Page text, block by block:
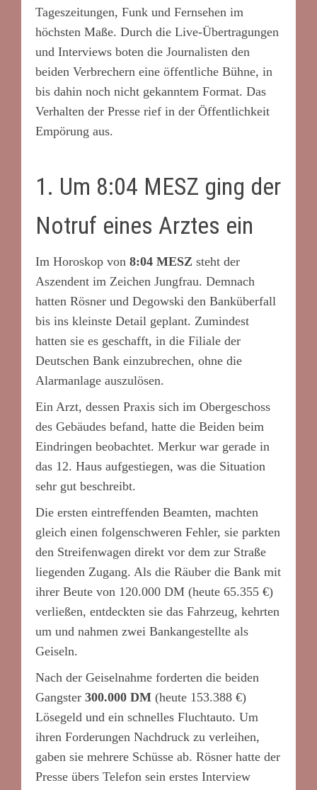
Tageszeitungen, Funk und Fernsehen im
höchsten Maße. Durch die Live-Übertragungen
und Interviews boten die Journalisten den
beiden Verbrechern eine öffentliche Bühne, in
bis dahin noch nicht gekanntem Format. Das
Verhalten der Presse rief in der Öffentlichkeit
Empörung aus.
1. Um 8:04 MESZ ging der
Notruf eines Arztes ein
Im Horoskop von 8:04 MESZ steht der
Aszendent im Zeichen Jungfrau. Demnach
hatten Rösner und Degowski den Banküberfall
bis ins kleinste Detail geplant. Zumindest
hatten sie es geschafft, in die Filiale der
Deutschen Bank einzubrechen, ohne die
Alarmanlage auszulösen.
Ein Arzt, dessen Praxis sich im Obergeschoss
des Gebäudes befand, hatte die Beiden beim
Eindringen beobachtet. Merkur war gerade in
das 12. Haus aufgestiegen, was die Situation
sehr gut beschreibt.
Die ersten eintreffenden Beamten, machten
gleich einen folgenschweren Fehler, sie parkten
den Streifenwagen direkt vor dem zur Straße
liegenden Zugang. Als die Räuber die Bank mit
ihrer Beute von 120.000 DM (heute 65.355 €)
verließen, entdeckten sie das Fahrzeug, kehrten
um und nahmen zwei Bankangestellte als
Geiseln.
Nach der Geiselnahme forderten die beiden
Gangster 300.000 DM (heute 153.388 €)
Lösegeld und ein schnelles Fluchtauto. Um
ihren Forderungen Nachdruck zu verleihen,
gaben sie mehrere Schüsse ab. Rösner hatte der
Presse übers Telefon sein erstes Interview